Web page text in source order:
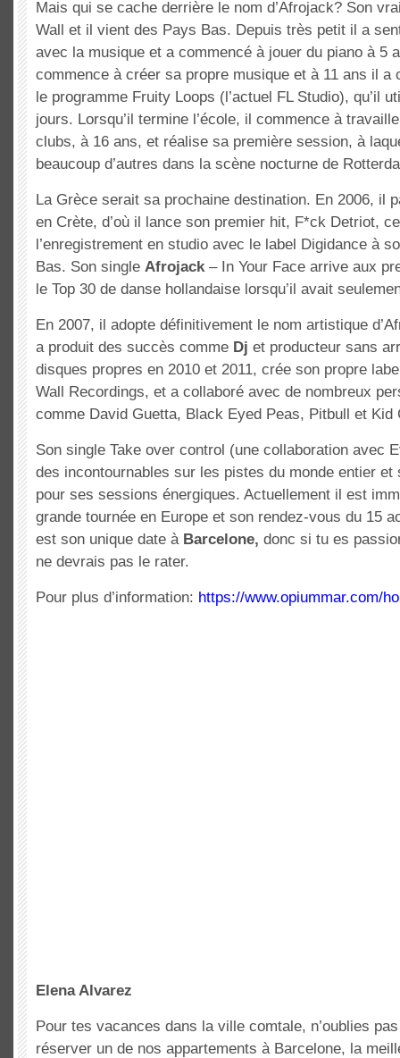
Mais qui se cache derrière le nom d’Afrojack? Son
Wall et il vient des Pays Bas. Depuis très petit il a
avec la musique et a commencé à jouer du piano à 5
commence à créer sa propre musique et à 11 ans il a
le programme Fruity Loops (l’actuel FL Studio), qu’il
jours. Lorsqu’il termine l’école, il commence à
clubs, à 16 ans, et réalise sa première session, à
beaucoup d’autres dans la scène nocturne de
La Grèce serait sa prochaine destination. En 2006, il
en Crète, d’où il lance son premier hit, F*ck Detriot,
l’enregistrement en studio avec le label Digidance à
Bas. Son single Afrojack– In Your Face arrive aux
le Top 30 de danse hollandaise lorsqu’il avait
En 2007, il adopte définitivement le nom artistique
a produit des succès comme Dj et producteur sans
disques propres en 2010 et 2011, crée son propre
Wall Recordings, et a collaboré avec de nombreux
comme David Guetta, Black Eyed Peas, Pitbull et Kid
Son single Take over control (une collaboration avec
des incontournables sur les pistes du monde entier et
pour ses sessions énergiques. Actuellement il est
grande tournée en Europe et son rendez-vous du 15
est son unique date à Barcelone, donc si tu es
ne devrais pas le rater.
Pour plus d’information: https://www.opiummar.com/
Elena Alvarez
Pour tes vacances dans la ville comtale, n’oublies
réserver un de nos appartements à Barcelone, la